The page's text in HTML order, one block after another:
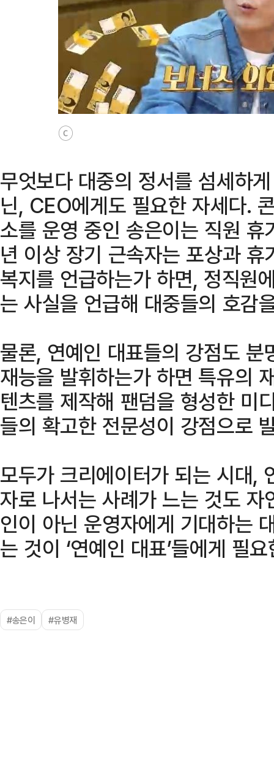
ⓒ
무엇보다 대중의 정서를 섬세하
닌, CEO에게도 필요한 자세다.
소를 운영 중인 송은이는 직원
년 이상 장기 근속자는 포상과
복지를 언급하는가 하면, 정직원
는 사실을 언급해 대중들의 호감
물론, 연예인 대표들의 강점도
재능을 발휘하는가 하면 특유의
텐츠를 제작해 팬덤을 형성한 미
들의 확고한 전문성이 강점으로
모두가 크리에이터가 되는 시대,
자로 나서는 사례가 느는 것도
인이 아닌 운영자에게 기대하는
는 것이 ‘연예인 대표’들에게 필
#송은이 #유병재